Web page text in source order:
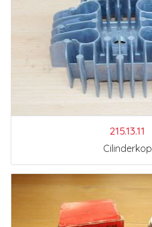
215.13.11
Cilinderkop